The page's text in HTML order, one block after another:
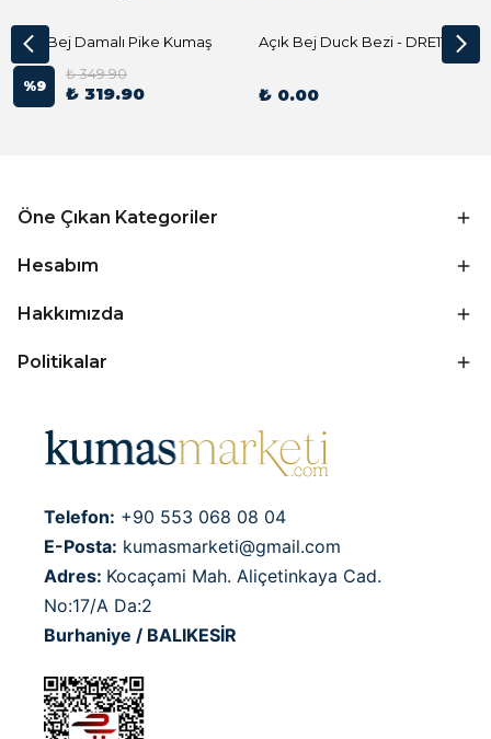
Açık Bej Damalı Pike Kumaş
%9
₺ 349.90
₺ 319.90
Açık Bej Duck Bezi - DRE1144 Kumaş Peçete
₺ 0.00
Öne Çıkan Kategoriler
Hesabım
Hakkımızda
Politikalar
Telefon: +90 553 068 08 04
E-Posta: kumasmarketi@gmail.com
Adres: Kocaçami Mah. Aliçetinkaya Cad.
No:17/A Da:2
Burhaniye / BALIKESİR